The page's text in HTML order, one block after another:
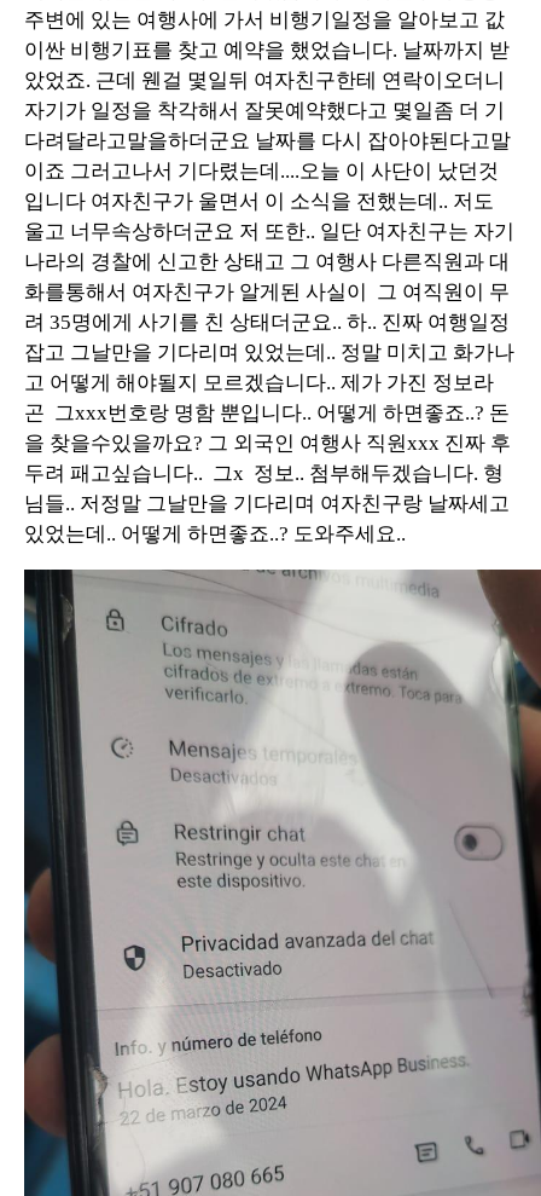
주변에 있는 여행사에 가서 비행기일정을 알아보고 값
이싼 비행기표를 찾고 예약을 했었습니다. 날짜까지 받
았었죠. 근데 웬걸 몇일뒤 여자친구한테 연락이오더니
자기가 일정을 착각해서 잘못예약했다고 몇일좀 더 기
다려달라고말을하더군요 날짜를 다시 잡아야된다고말
이죠 그러고나서 기다렸는데....오늘 이 사단이 났던것
입니다 여자친구가 울면서 이 소식을 전했는데.. 저도
울고 너무속상하더군요 저 또한.. 일단 여자친구는 자기
나라의 경찰에 신고한 상태고 그 여행사 다른직원과 대
화를통해서 여자친구가 알게된 사실이 그 여직원이 무
려 35명에게 사기를 친 상태더군요.. 하.. 진짜 여행일정
잡고 그날만을 기다리며 있었는데.. 정말 미치고 화가나
고 어떻게 해야될지 모르겠습니다.. 제가 가진 정보라
곤 그xxx번호랑 명함 뿐입니다.. 어떻게 하면좋죠..? 돈
을 찾을수있을까요? 그 외국인 여행사 직원xxx 진짜 후
두려 패고싶습니다.. 그x 정보.. 첨부해두겠습니다. 형
님들.. 저정말 그날만을 기다리며 여자친구랑 날짜세고
있었는데.. 어떻게 하면좋죠..? 도와주세요..